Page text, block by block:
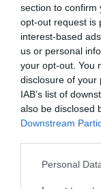
section to confirm
opt-out request is
interest-based
us or personal
your opt-out. You
disclosure of your
IAB’s list of
also be disclosed
Downstream
Personal